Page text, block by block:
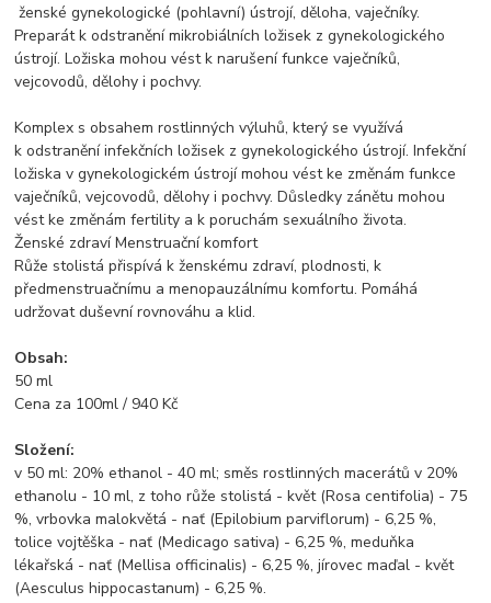
ženské gynekologické (pohlavní) ústrojí, děloha, vaječníky.
Preparát k odstranění mikrobiálních ložisek z gynekologického
ústrojí. Ložiska mohou vést k narušení funkce vaječníků,
vejcovodů, dělohy i pochvy.
Komplex s obsahem rostlinných výluhů, který se využívá
k odstranění infekčních ložisek z gynekologického ústrojí. Infekční
ložiska v gynekologickém ústrojí mohou vést ke změnám funkce
vaječníků, vejcovodů, dělohy i pochvy. Důsledky zánětu mohou
vést ke změnám fertility a k poruchám sexuálního života.
Ženské zdraví Menstruační komfort
Růže stolistá přispívá k ženskému zdraví, plodnosti, k
předmenstruačnímu a menopauzálnímu komfortu. Pomáhá
udržovat duševní rovnováhu a klid.
Obsah:
50 ml
Cena za 100ml / 940 Kč
Složení:
v 50 ml: 20% ethanol - 40 ml; směs rostlinných macerátů v 20%
ethanolu - 10 ml, z toho růže stolistá - květ (Rosa centifolia) - 75
%, vrbovka malokvětá - nať (Epilobium parviflorum) - 6,25 %,
tolice vojtěška - nať (Medicago sativa) - 6,25 %, meduňka
lékařská - nať (Mellisa officinalis) - 6,25 %, jírovec maďal - květ
(Aesculus hippocastanum) - 6,25 %.